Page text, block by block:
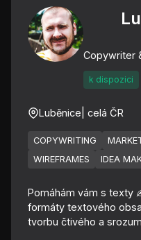
Copywriter
k dispozici
Luběnice | celá ČR
COPYWRITING
WIREFRAMES
IDEA
Pomáhám vám s texty
formáty textového
tvorbu čtivého a